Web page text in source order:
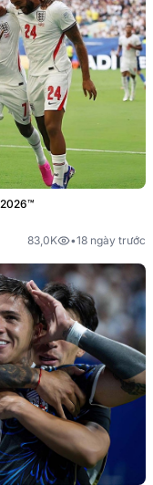
83,0K •18 ngày trước